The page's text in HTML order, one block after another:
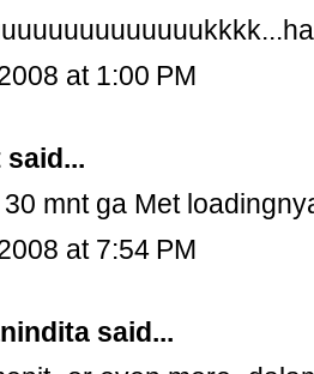
at 1:00 PM
said...
mnt ga Met
at 7:54 PM
said...